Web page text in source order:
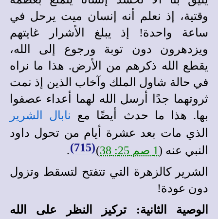
وقتية، إذ نعلم أنه إنسان ميت يرحل في
ساعة واحدة! إذ يبلغ الأشرار غايتهم
ويزدهرون دون توبة ورجوع إلى الله،
يقطع الله ذكرهم من الأرض. هذا ما نراه
في حالة شاول الملك وآخاب الذين إذ نمت
ثروتهما جدًا أرسل الله لهما أعداء عصفوا
بها. هذا ما حدث أيضًا مع نابال الشرير
الذي مات بعد عشرة أيام من تحول داود
النبي عنه (1 صم 25: 38 )
(715)
.
الشرير كالزهرة التي تتفتح لتسقط وتزول
دون عودة!
الوصية الثانية: تركيز النظر على الله